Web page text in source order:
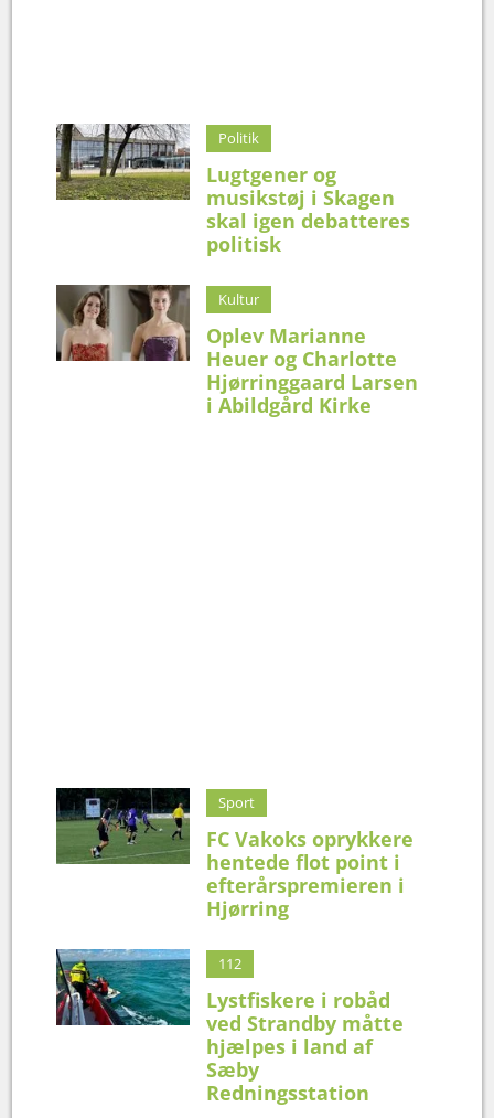
Politik
Lugtgener og
musikstøj i Skagen
skal igen debatteres
politisk
Kultur
Oplev Marianne
Heuer og Charlotte
Hjørringgaard Larsen
i Abildgård Kirke
Sport
FC Vakoks oprykkere
hentede flot point i
efterårspremieren i
Hjørring
112
Lystfiskere i robåd
ved Strandby måtte
hjælpes i land af
Sæby
Redningsstation